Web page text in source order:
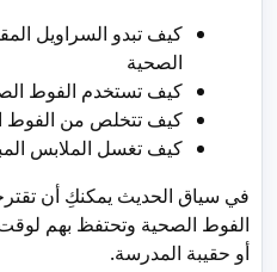
كيف تبدو السراويل
الصحية
كيف تستخدم الفوط
كيف تتخلص من الفوط
كيف تغسل الملابس
في سياق الحديث يمكنكِ أن
الفوط الصحية وتحتفظ بهم
أو حقيبة المدرسة.